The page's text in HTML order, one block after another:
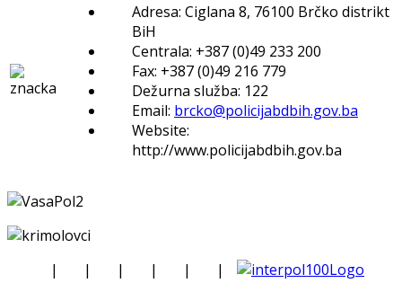
Adresa: Ciglana 8, 76100 Brčko distrikt
BiH
Centrala: +387 (0)49 233 200
Fax: +387 (0)49 216 779
Dežurna služba: 122
Email: brcko@policijabdbih.gov.ba
Website:
http://www.policijabdbih.gov.ba
| | | | |
|